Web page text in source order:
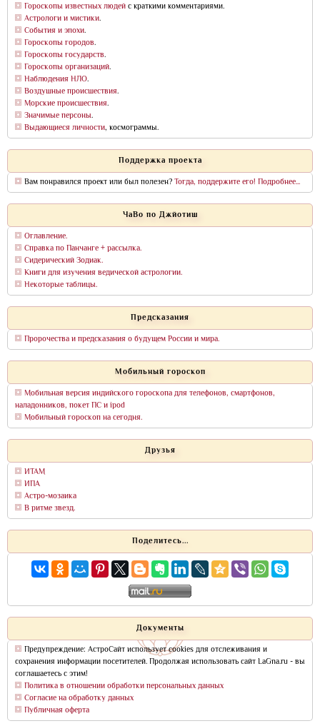
Гороскопы известных людейс краткими комментариями.
Астрологи и мистики.
События и эпохи.
Гороскопы городов.
Гороскопы государств.
Гороскопы организаций.
Наблюдения НЛО.
Воздушные происшествия.
Морские происшествия.
Значимые персоны.
Выдающиеся личности, космограммы.
Поддержка проекта
Вам понравился проект или был полезен?Тогда, поддержите его! Подробнее...
ЧаВо по Джйотиш
Оглавление.
Справка по Панчанге + рассылка.
Сидерический Зодиак.
Книги для изучения ведической астрологии.
Некоторые таблицы.
Предсказания
Пророчества и предсказания о будущем России и мира.
Мобильный гороскоп
Мобильная версия индийского гороскопа для телефонов, смартфонов,
наладонников, покет ПС и ipod
Мобильный гороскоп на сегодня.
Друзья
ИТАМ
ИПА
Астро-мозаика
В ритме звезд.
Поделитесь...
Документы
Предупреждение: АстроСайт использует cookies для отслеживания и
сохранения информации посетителей. Продолжая использовать сайт LaGna.ru - вы
соглашаетесь с этим!
Политика в отношении обработки персональных данных
Согласие на обработку данных
Публичная оферта